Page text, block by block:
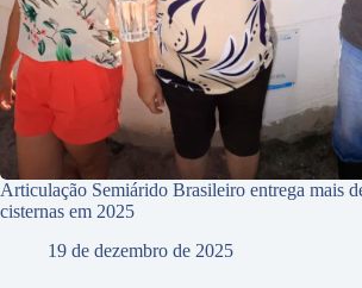
Articulação Semiárido Brasileiro entrega mais
cisternas em 2025
19 de dezembro de 2025